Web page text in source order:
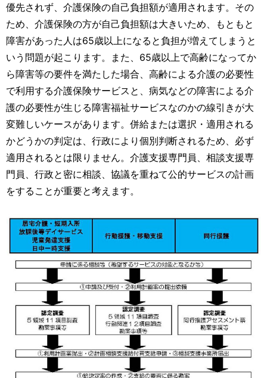
優先されず、介護保険の自己負担額が適用されます。その
ため、介護保険の方が自己負担額は大きいため、もともと
障害があった人は65歳以上になると負担が増えてしまうと
いう問題が起こります。また、65歳以上で高齢になってか
ら障害等の要件を満たした場合、高齢による介護の必要性
で利用する介護保険サービスと、病気などの障害による介
護の必要性が生じる障害福祉サービスなのかの線引きが大
変難しいケースがあります。併給または選択・適用される
かどうかの判定は、行政により個別判断されるため、必ず
適用されるとは限りません。介護支援専門員、相談支援専
門員、行政と密に相談、協議を重ねて公的サービスの計画
をすることが重要と考えます。